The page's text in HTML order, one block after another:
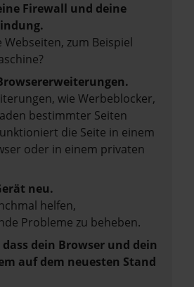
Firewall und deine
Webseiten, zum Beispiel
wie Werbeblocker,
bestimmter Seiten
die Seite in einem
oder in einem privaten
neu.
helfen,
Probleme zu beheben.
dein Browser und dein
auf dem neuesten Stand